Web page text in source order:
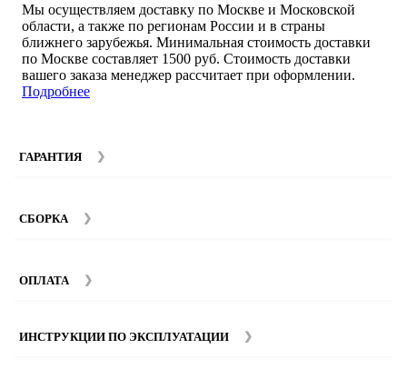
Мы осуществляем доставку по Москве и Московской
области, а также по регионам России и в страны
ближнего зарубежья. Минимальная стоимость доставки
по Москве составляет 1500 руб. Стоимость доставки
вашего заказа менеджер рассчитает при оформлении.
Подробнее
ГАРАНТИЯ
составляет 12 месяцев с момента покупки при
СБОРКА
Стоимость сборки зависит от количества и моделей
ОПЛАТА
ИНСТРУКЦИИ ПО ЭКСПЛУАТАЦИИ